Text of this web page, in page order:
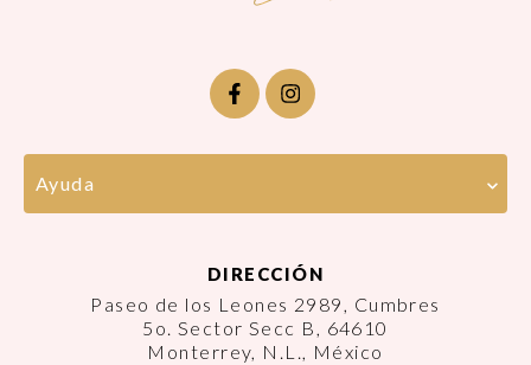
Ayuda
DIRECCIÓN
Paseo de los Leones 2989, Cumbres
5o. Sector Secc B, 64610
Monterrey, N.L., México